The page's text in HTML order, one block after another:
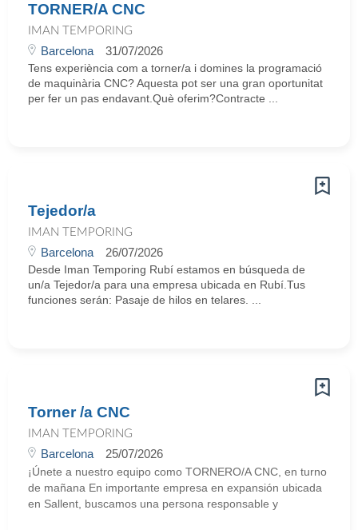
TORNER/A CNC
IMAN TEMPORING
Barcelona 31/07/2026
Tens experiència com a torner/a i domines la programació
de maquinària CNC? Aquesta pot ser una gran oportunitat
per fer un pas endavant.Què oferim?Contracte ...
Tejedor/a
IMAN TEMPORING
Barcelona 26/07/2026
Desde Iman Temporing Rubí estamos en búsqueda de
un/a Tejedor/a para una empresa ubicada en Rubí.Tus
funciones serán: Pasaje de hilos en telares. ...
Torner /a CNC
IMAN TEMPORING
Barcelona 25/07/2026
¡Únete a nuestro equipo como TORNERO/A CNC, en turno
de mañana En importante empresa en expansión ubicada
en Sallent, buscamos una persona responsable y